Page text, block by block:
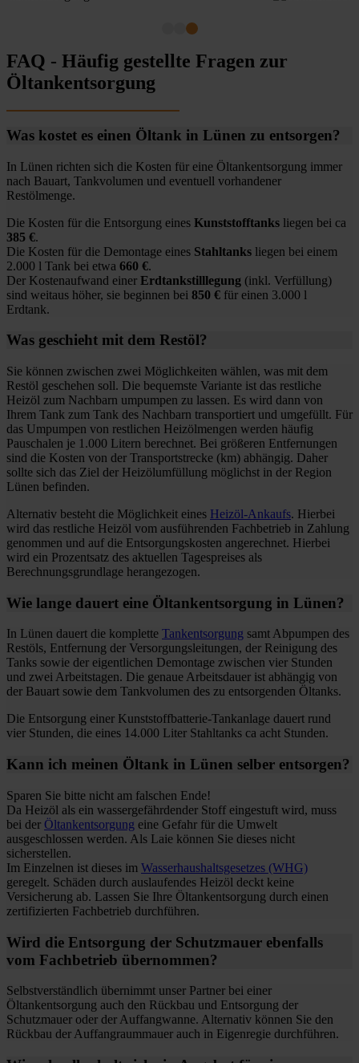
FAQ - Häufig gestellte Fragen zur
Öltankentsorgung
Was kostet es einen Öltank in Lünen zu entsorgen?
In Lünen richten sich die Kosten für eine Öltankentsorgung immer
nach Bauart, Tankvolumen und eventuell vorhandener
Restölmenge.
Die Kosten für die Entsorgung eines Kunststofftanks liegen bei ca
385 €.
Die Kosten für die Demontage eines Stahltanks liegen bei einem
2.000 l Tank bei etwa 660 €.
Der Kostenaufwand einer Erdtankstilllegung (inkl. Verfüllung)
sind weitaus höher, sie beginnen bei 850 € für einen 3.000 l
Erdtank.
Was geschieht mit dem Restöl?
Sie können zwischen zwei Möglichkeiten wählen, was mit dem
Restöl geschehen soll. Die bequemste Variante ist das restliche
Heizöl zum Nachbarn umpumpen zu lassen. Es wird dann von
Ihrem Tank zum Tank des Nachbarn transportiert und umgefüllt. Für
das Umpumpen von restlichen Heizölmengen werden häufig
Pauschalen je 1.000 Litern berechnet. Bei größeren Entfernungen
sind die Kosten von der Transportstrecke (km) abhängig. Daher
sollte sich das Ziel der Heizölumfüllung möglichst in der Region
Lünen befinden.
Alternativ besteht die Möglichkeit eines Heizöl-Ankaufs. Hierbei
wird das restliche Heizöl vom ausführenden Fachbetrieb in Zahlung
genommen und auf die Entsorgungskosten angerechnet. Hierbei
wird ein Prozentsatz des aktuellen Tagespreises als
Berechnungsgrundlage herangezogen.
Wie lange dauert eine Öltankentsorgung in Lünen?
In Lünen dauert die komplette Tankentsorgung samt Abpumpen des
Restöls, Entfernung der Versorgungsleitungen, der Reinigung des
Tanks sowie der eigentlichen Demontage zwischen vier Stunden
und zwei Arbeitstagen. Die genaue Arbeitsdauer ist abhängig von
der Bauart sowie dem Tankvolumen des zu entsorgenden Öltanks.
Die Entsorgung einer Kunststoffbatterie-Tankanlage dauert rund
vier Stunden, die eines 14.000 Liter Stahltanks ca acht Stunden.
Kann ich meinen Öltank in Lünen selber entsorgen?
Sparen Sie bitte nicht am falschen Ende!
Da Heizöl als ein wassergefährdender Stoff eingestuft wird, muss
bei der Öltankentsorgung eine Gefahr für die Umwelt
ausgeschlossen werden. Als Laie können Sie dieses nicht
sicherstellen.
Im Einzelnen ist dieses im Wasserhaushaltsgesetzes (WHG)
geregelt. Schäden durch auslaufendes Heizöl deckt keine
Versicherung ab. Lassen Sie Ihre Öltankentsorgung durch einen
zertifizierten Fachbetrieb durchführen.
Wird die Entsorgung der Schutzmauer ebenfalls
vom Fachbetrieb übernommen?
Selbstverständlich übernimmt unser Partner bei einer
Öltankentsorgung auch den Rückbau und Entsorgung der
Schutzmauer oder der Auffangwanne. Alternativ können Sie den
Rückbau der Auffangraummauer auch in Eigenregie durchführen.